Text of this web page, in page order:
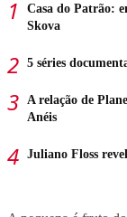
Casa do Patrão:
Skova
5 séries
A relação de
Anéis
Juliano Floss